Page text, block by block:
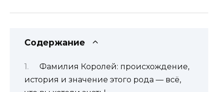
Содержание
Фамилия Королей: происхождение,
история и значение этого рода — всё,